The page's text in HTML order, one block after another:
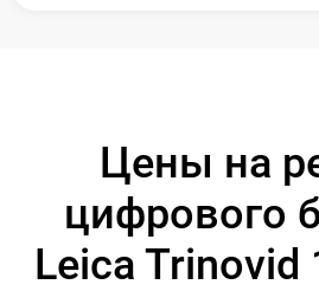
Цены на
цифрового
Leica Trinovid